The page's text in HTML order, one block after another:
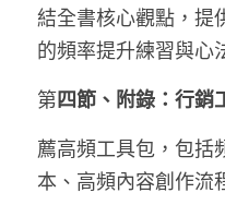
結全書核心觀點，提
的頻率提升練習與心
第四節、附錄：行銷
薦高頻工具包，包括
本、高頻內容創作流